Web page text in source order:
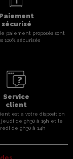
Paiement
sécurisé
paiement proposés sont
100% sécurisés
Service
client
est a votre disposition
de 9h30 à 19h et le
de 9h30 à 14h